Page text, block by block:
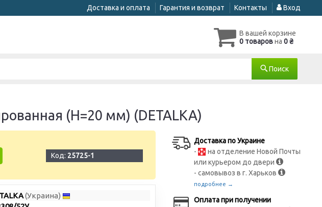
Доставка и оплата Гарантия и возврат Контакты Вход
В вашей корзине
0 товаровна 0 ₴
Поиск
(H=20 мм) (DETALKA)
Код: 25725-1
(Украина)
Доставка по Украине
-
на отделение Новой Почты
или курьером до двери
- самовывоз в г. Харьков
подробнее →
Оплата при получении